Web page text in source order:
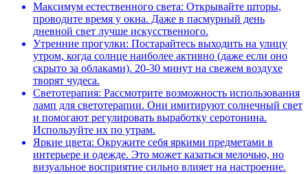
Максимум естественного света: Открывайте шторы,
проводите время у окна. Даже в пасмурный день
дневной свет лучше искусственного.
Утренние прогулки: Постарайтесь выходить на улицу
утром, когда солнце наиболее активно (даже если оно
скрыто за облаками). 20-30 минут на свежем воздухе
творят чудеса.
Светотерапия: Рассмотрите возможность использования
ламп для светотерапии. Они имитируют солнечный свет
и помогают регулировать выработку серотонина.
Используйте их по утрам.
Яркие цвета: Окружите себя яркими предметами в
интерьере и одежде. Это может казаться мелочью, но
визуальное восприятие сильно влияет на настроение.